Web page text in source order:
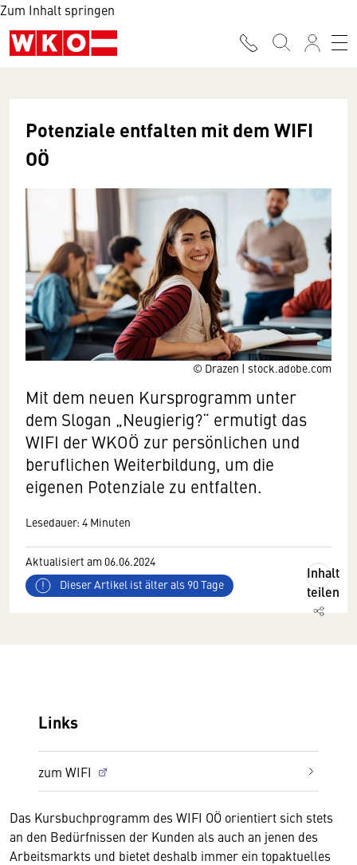
Zum Inhalt springen
© Drazen | stock.adobe.com
Potenziale entfalten mit dem WIFI
OÖ
Mit dem neuen Kursprogramm unter
dem Slogan „Neugierig?“ ermutigt das
WIFI der WKOÖ zur persönlichen und
beruflichen Weiterbildung, um die
eigenen Potenziale zu entfalten.
Lesedauer: 4 Minuten
Aktualisiert am 06.06.2024
Dieser Artikel ist älter als 90 Tage
Inhalt
teilen
Links
zum WIFI
Das Kursbuchprogramm des WIFI OÖ orientiert sich stets
an den Bedürfnissen der Kunden als auch an jenen des
Arbeitsmarkts und bietet deshalb immer ein topaktuelles